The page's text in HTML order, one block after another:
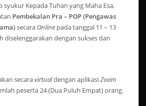
syukur Kepada Tuhan yang Maha Esa,
Pembekalan Pra – POP (Pengawas
secara Onlinepada tanggal 11 – 13
diselenggarakan dengan sukses dan
secaravirtualdengan aplikasiZoom
peserta 24 (Dua Puluh Empat) orang.